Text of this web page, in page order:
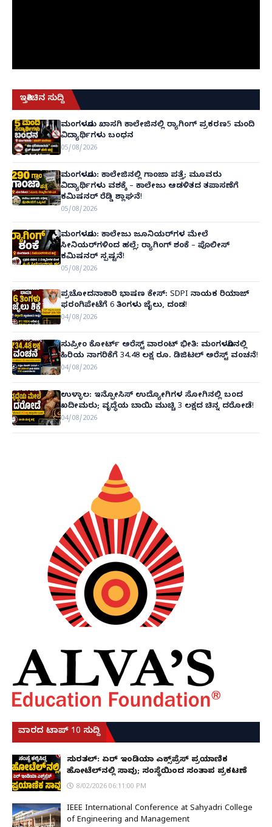
ಇತ್ತೀಚಿನ ಸುದ್ದಿ
ಮಂಗಳೂರು ಖಾಸಗಿ ಕಾಲೇಜಿನಲ್ಲಿ ರ‌್ಯಾಗಿಂಗ್ ಪ್ರಕರಣ5 ಮಂದಿ
ವಿದ್ಯಾರ್ಥಿಗಳು ಬಂಧನ
05/08/2026
ಮಂಗಳೂರು: ಕಾಲೇಜಿನಲ್ಲಿ ಗಾಂಜಾ ಪತ್ತೆ; ಮೂವರು
ವಿದ್ಯಾರ್ಥಿಗಳು ವಶಕ್ಕೆ – ಕಾಲೇಜು ಆಡಳಿತದ ತಪಾಸಣೆಗೆ
ಕಮಿಷನರ್ ರೆಡ್ಡಿ ಶ್ಲಾಘನೆ!
05/08/2026
ಮಂಗಳೂರು: ಕಾಲೇಜು ಜೂನಿಯರ್‌ಗಳ ಮೇಲೆ
ಸೀನಿಯರ್‌ಗಳಿಂದ ಹಲ್ಲೆ; ರ‌್ಯಾಗಿಂಗ್ ಶಂಕೆ – ಪೊಲೀಸ್
ಕಮಿಷನರ್ ಸ್ಪಷ್ಟನೆ!
05/08/2026
ಪ್ರಚೋದನಾಕಾರಿ ಭಾಷಣ ಕೇಸ್: SDPI ನಾಯಕ ರಿಯಾಜ್
ಫರಂಗಿಪೇಟೆಗೆ 6 ತಿಂಗಳು ಜೈಲು, ದಂಡ!
04/08/2026
ಸುಪ್ರೀಂ ಕೋರ್ಟ್ ಅರೆಸ್ಟ್ ವಾರಂಟ್ ಭೀತಿ: ಮಂಗಳೂರಿನಲ್ಲಿ
ಹಿರಿಯ ನಾಗರಿಕೆಗೆ 34.48 ಲಕ್ಷ ರೂ. ಡಿಜಿಟಲ್ ಅರೆಸ್ಟ್ ವಂಚನೆ!
04/08/2026
ಉಳ್ಳಾಲ: ಇನ್ಫೋಸಿಸ್ ಉದ್ಯೋಗಿಗಳ ಸೋಗಿನಲ್ಲಿ ಬಂದ
ಖದೀಮರು; ವೃದ್ಧೆಯ ಬಾಯಿ ಮುಚ್ಚಿ 3 ಲಕ್ಷದ ಚಿನ್ನ ದರೋಡೆ!
04/08/2026
ವಾರದ ಟಾಪ್ 10 ಸುದ್ದಿ
ಸುರತ್ಕಲ್: ಏರ್ ಇಂಡಿಯಾ ಎಕ್ಸ್‌ಪ್ರೆಸ್ ಪ್ರಯಾಣಿಕ
ಹೋಟೆಲ್‌ನಲ್ಲಿ ಸಾವು; ಸಂಸ್ಥೆಯಿಂದ ಸಂತಾಪ ಪ್ರಕಟಣೆ
8/02/2026 06:11:00 PM
IEEE International Conference at Sahyadri College
of Engineering and Management